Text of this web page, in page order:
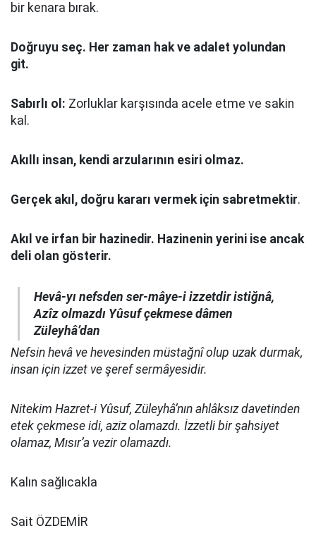
bir kenara bırak.
Doğruyu seç. Her zaman hak ve adalet yolundan
git.
Sabırlı ol: Zorluklar karşısında acele etme ve sakin
kal.
Akıllı insan, kendi arzularının esiri olmaz.
Gerçek akıl, doğru kararı vermek için sabretmektir.
Akıl ve irfan bir hazinedir. Hazinenin yerini ise ancak
deli olan gösterir.
Hevâ-yı nefsden ser-mâye-i izzetdir istiğnâ,
Azîz olmazdı Yûsuf çekmese dâmen
Züleyhâ’dan
Nefsin hevâ ve hevesinden müstağnî olup uzak durmak,
insan için izzet ve şeref sermâyesidir.
Nitekim Hazret-i Yûsuf, Züleyhâ’nın ahlâksız davetinden
etek çekmese idi, aziz olamazdı. İzzetli bir şahsiyet
olamaz, Mısır’a vezir olamazdı.
Kalın sağlıcakla
Sait ÖZDEMİR